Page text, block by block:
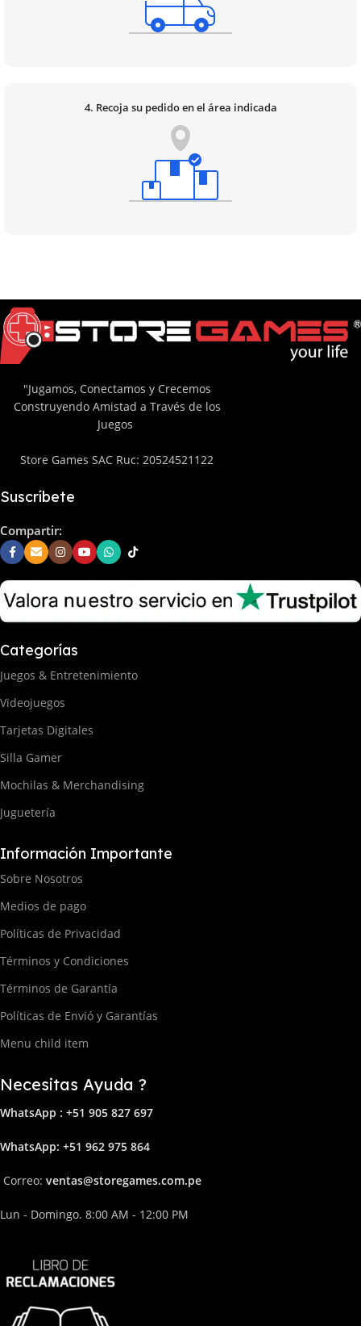
4. Recoja su pedido en el área indicada
"Jugamos, Conectamos y Crecemos
Construyendo Amistad a Través de los
Juegos
Store Games SAC Ruc: 20524521122
Suscríbete
Compartir:
Categorías
Juegos & Entretenimiento
Videojuegos
Tarjetas Digitales
Silla Gamer
Mochilas & Merchandising
Juguetería
Información Importante
Sobre Nosotros
Medios de pago
Políticas de Privacidad
Términos y Condiciones
Términos de Garantía
Políticas de Envió y Garantías
Menu child item
Necesitas Ayuda ?
WhatsApp : +51 905 827 697
WhatsApp: +51 962 975 864
Correo: ventas@storegames.com.pe
Lun - Domingo. 8:00 AM - 12:00 PM